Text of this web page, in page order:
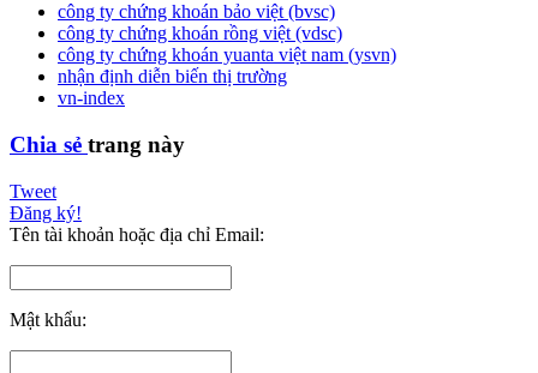
công ty chứng khoán bảo việt (bvsc)
công ty chứng khoán rồng việt (vdsc)
công ty chứng khoán yuanta việt nam (ysvn)
nhận định diễn biến thị trường
vn-index
Chia sẻ trang này
Tweet
Đăng ký!
Tên tài khoản hoặc địa chỉ Email:
Mật khẩu: